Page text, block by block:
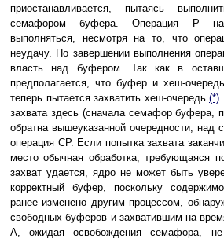
приостанавливается, пытаясь
семафором буфера. Операция P
выполняться, несмотря на то, что
неудачу. По завершении выполнения
власть над буфером. Так как в
предполагается, что буфер и хеш-
теперь пытается захватить хеш-очередь (*)
захвата здесь (сначала семафор буфера,
обратна вышеуказанной очередности, над
операция CP. Если попытка захвата
место обычная обработка, требующаяся
захват удается, ядро не может быть
корректный буфер, поскольку
ранее изменено другим процессом,
свободных буферов и захватившим на
A, ожидая освобождения семафора,